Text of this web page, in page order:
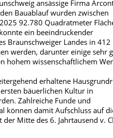
ansässige Firma
Bauablauf wurden zwischen
92.780 Quadratmeter
ein beeindruckender
Braunschweiger Landes in 412
werden, darunter einige sehr
hohem wissenschaftlichem
erhaltene
bäuerlichen Kultur in
Zahlreiche Funde und
können damit Aufschluss auf
der Mitte des 6. Jahrtausend v.